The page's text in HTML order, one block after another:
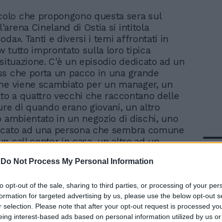
Do Not Process My Personal Information
opt-out of the sale, sharing to third parties, or processing of your
for targeted advertising by us, please use the below opt-out
selection. Please note that after your opt-out request is processed
interest-based ads based on personal information utilized by us
che propongono questa sera sul
Cineland di Ostia si intitola
Tanti e diversi i temi affrontati in
tutto improntato sulla loro tipica
C'è un episodio dedicato ad un
che porta un pacco in una grande
viene scambiato per un manager, un
a quattro vecchi che raccontano delle
di quando erano giovani, un altro
ambientato in un negozio di dischi, uno
ad una persona che sembra comune
call center in casa, un altro ad un
e realtà. Sono tanti insomma i
alle prese con situazioni tirate al
In